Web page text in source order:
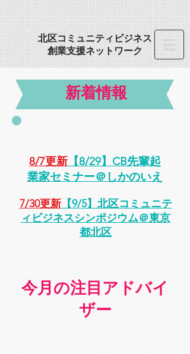
​北区コミュニティビジネス
創業支援ネットワーク
新着情報
8/7更新【8/29】CB先輩起
業家セミナー＠しかのいえ
7/30更新【9/5】北区コミュニテ
ィビジネスシンポジウム＠東京
都北区
今月の注目アドバイ
ザー